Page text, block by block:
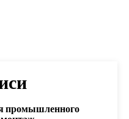
промышленного